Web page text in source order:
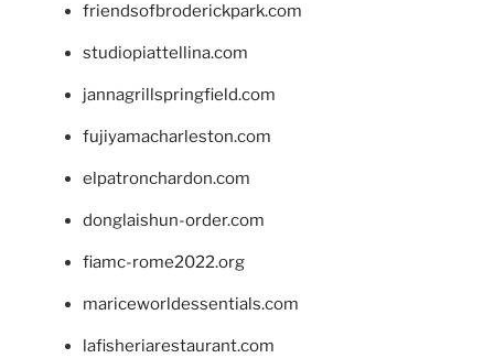
friendsofbroderickpark.com
studiopiattellina.com
jannagrillspringfield.com
fujiyamacharleston.com
elpatronchardon.com
donglaishun-order.com
fiamc-rome2022.org
mariceworldessentials.com
lafisheriarestaurant.com